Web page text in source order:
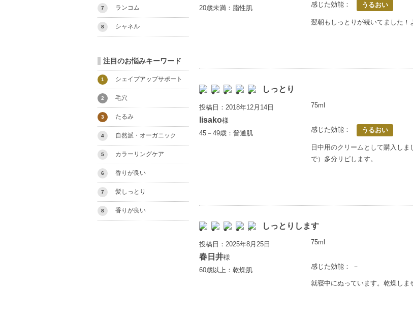
20歳未満：脂性肌
感じた効能： うるおい
翌朝もしっとりが続いてました！
しっとり
投稿日：2018年12月14日
lisako様
45－49歳：普通肌
75ml
感じた効能： うるおい
日中用のクリームとして購入し
で）多分リピします。
しっとりします
投稿日：2025年8月25日
春日井様
60歳以上：乾燥肌
75ml
感じた効能： －
就寝中にぬっています。乾燥しま
7 ランコム
8 シャネル
注目のお悩みキーワード
1 シェイプアップサポート
2 毛穴
3 たるみ
4 自然派・オーガニック
5 カラーリングケア
6 香りが良い
7 髪しっとり
8 香りが良い